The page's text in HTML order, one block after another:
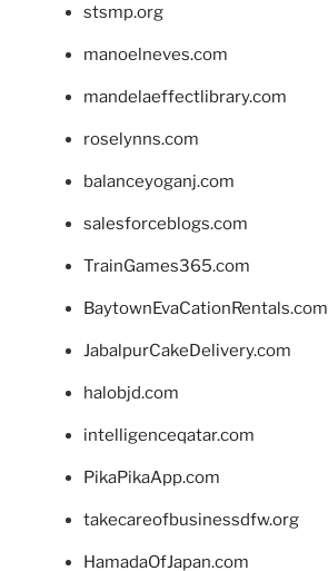
stsmp.org
manoelneves.com
mandelaeffectlibrary.com
roselynns.com
balanceyoganj.com
salesforceblogs.com
TrainGames365.com
BaytownEvaCationRentals.com
JabalpurCakeDelivery.com
halobjd.com
intelligenceqatar.com
PikaPikaApp.com
takecareofbusinessdfw.org
HamadaOfJapan.com